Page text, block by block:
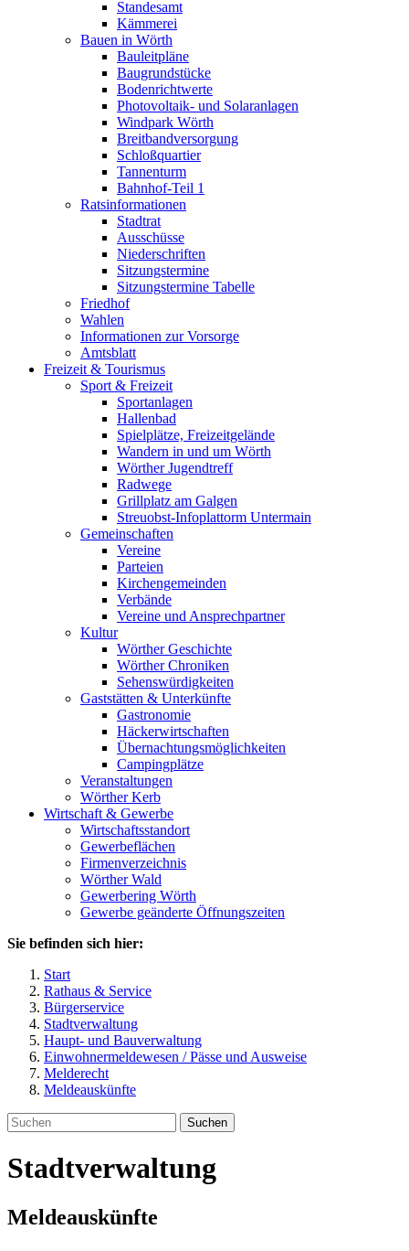
Standesamt
Kämmerei
Bauen in Wörth
Bauleitpläne
Baugrundstücke
Bodenrichtwerte
Photovoltaik- und Solaranlagen
Windpark Wörth
Breitbandversorgung
Schloßquartier
Tannenturm
Bahnhof-Teil 1
Ratsinformationen
Stadtrat
Ausschüsse
Niederschriften
Sitzungstermine
Sitzungstermine Tabelle
Friedhof
Wahlen
Informationen zur Vorsorge
Amtsblatt
Freizeit & Tourismus
Sport & Freizeit
Sportanlagen
Hallenbad
Spielplätze, Freizeitgelände
Wandern in und um Wörth
Wörther Jugendtreff
Radwege
Grillplatz am Galgen
Streuobst-Infoplattorm Untermain
Gemeinschaften
Vereine
Parteien
Kirchengemeinden
Verbände
Vereine und Ansprechpartner
Kultur
Wörther Geschichte
Wörther Chroniken
Sehenswürdigkeiten
Gaststätten & Unterkünfte
Gastronomie
Häckerwirtschaften
Übernachtungsmöglichkeiten
Campingplätze
Veranstaltungen
Wörther Kerb
Wirtschaft & Gewerbe
Wirtschaftsstandort
Gewerbeflächen
Firmenverzeichnis
Wörther Wald
Gewerbering Wörth
Gewerbe geänderte Öffnungszeiten
Sie befinden sich hier:
Start
Rathaus & Service
Bürgerservice
Stadtverwaltung
Haupt- und Bauverwaltung
Einwohnermeldewesen / Pässe und Ausweise
Melderecht
Meldeauskünfte
Suchen
Stadtverwaltung
Meldeauskünfte